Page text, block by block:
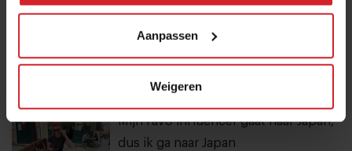
Aanpassen
Weigeren
Dynamische tijd voor Bakker Bart: van
9 naar 14 miljoen bezoekers door to
Mijn favo influencer gaat naar Japan,
dus ik ga naar Japan